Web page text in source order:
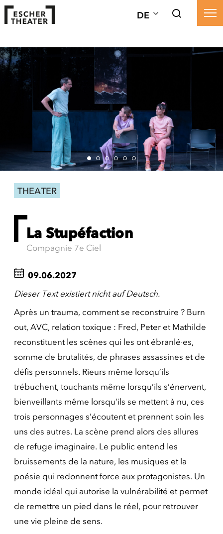
DE
THEATER
La Stupéfaction
Compagnie 7e Ciel
09.06.2027
Dieser Text existiert nicht auf Deutsch.
Après un trauma, comment se reconstruire ? Burn
out, AVC, relation toxique : Fred, Peter et Mathilde
reconstituent les scènes qui les ont ébranlé·es,
somme de brutalités, de phrases assassines et de
défis personnels. Rieurs même lorsqu’ils
trébuchent, touchants même lorsqu’ils s’énervent,
bienveillants même lorsqu’ils se mettent à nu, ces
trois personnages s’écoutent et prennent soin les
uns des autres. La scène prend alors des allures
de refuge imaginaire. Le public entend les
bruissements de la nature, les musiques et la
poésie qui redonnent force aux protagonistes. Un
monde idéal qui autorise la vulnérabilité et permet
de remettre un pied dans le réel, pour retrouver
une vie pleine de sens.